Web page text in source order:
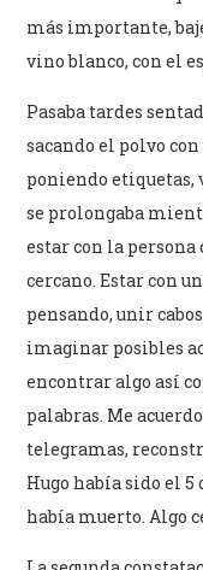
más importante,
vino blanco, con el
Pasaba tardes
sacando el polvo
poniendo
se prolongaba
estar con la persona
cercano. Estar con
pensando, unir
imaginar posibles
encontrar algo así
palabras. Me
telegramas,
Hugo había sido el
había muerto. Algo